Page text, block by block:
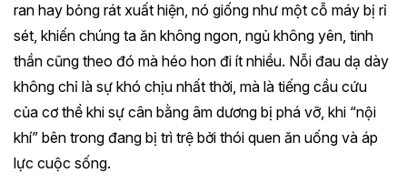
ran hay bỏng rát xuất hiện, nó giống như một cỗ máy bị rỉ
sét, khiến chúng ta ăn không ngon, ngủ không yên, tinh
thần cũng theo đó mà héo hon đi ít nhiều. Nỗi đau dạ dày
không chỉ là sự khó chịu nhất thời, mà là tiếng cầu cứu
của cơ thể khi sự cân bằng âm dương bị phá vỡ, khi “nội
khí” bên trong đang bị trì trệ bởi thói quen ăn uống và áp
lực cuộc sống.